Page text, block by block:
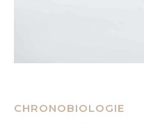
CHRONOBIOLOGIE